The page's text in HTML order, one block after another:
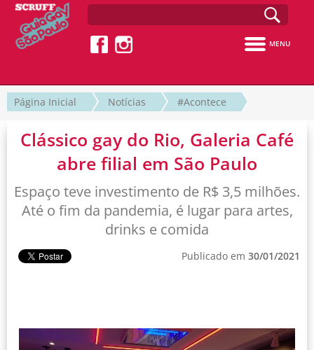
MENU
Página Inicial Notícias #Acontece
Clássico gay do Rio, Galeria Café
abre filial em São Paulo
Espaço teve investimento de R$ 3,5 milhões.
Até o fim da pandemia, é lugar para artes,
drinks e comida
Publicado em 30/01/2021